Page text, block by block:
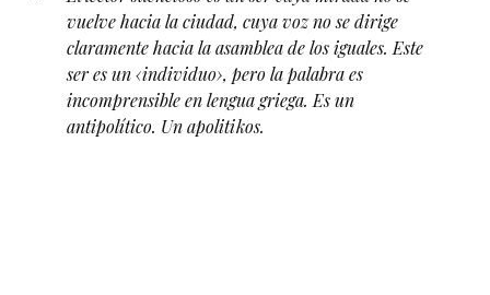
vuelve hacia la ciudad, cuya voz no se dirige
claramente hacia la asamblea de los iguales. Este
ser es un ‹individuo›, pero la palabra es
incomprensible en lengua griega. Es un
antipolítico. Un apolitikos.